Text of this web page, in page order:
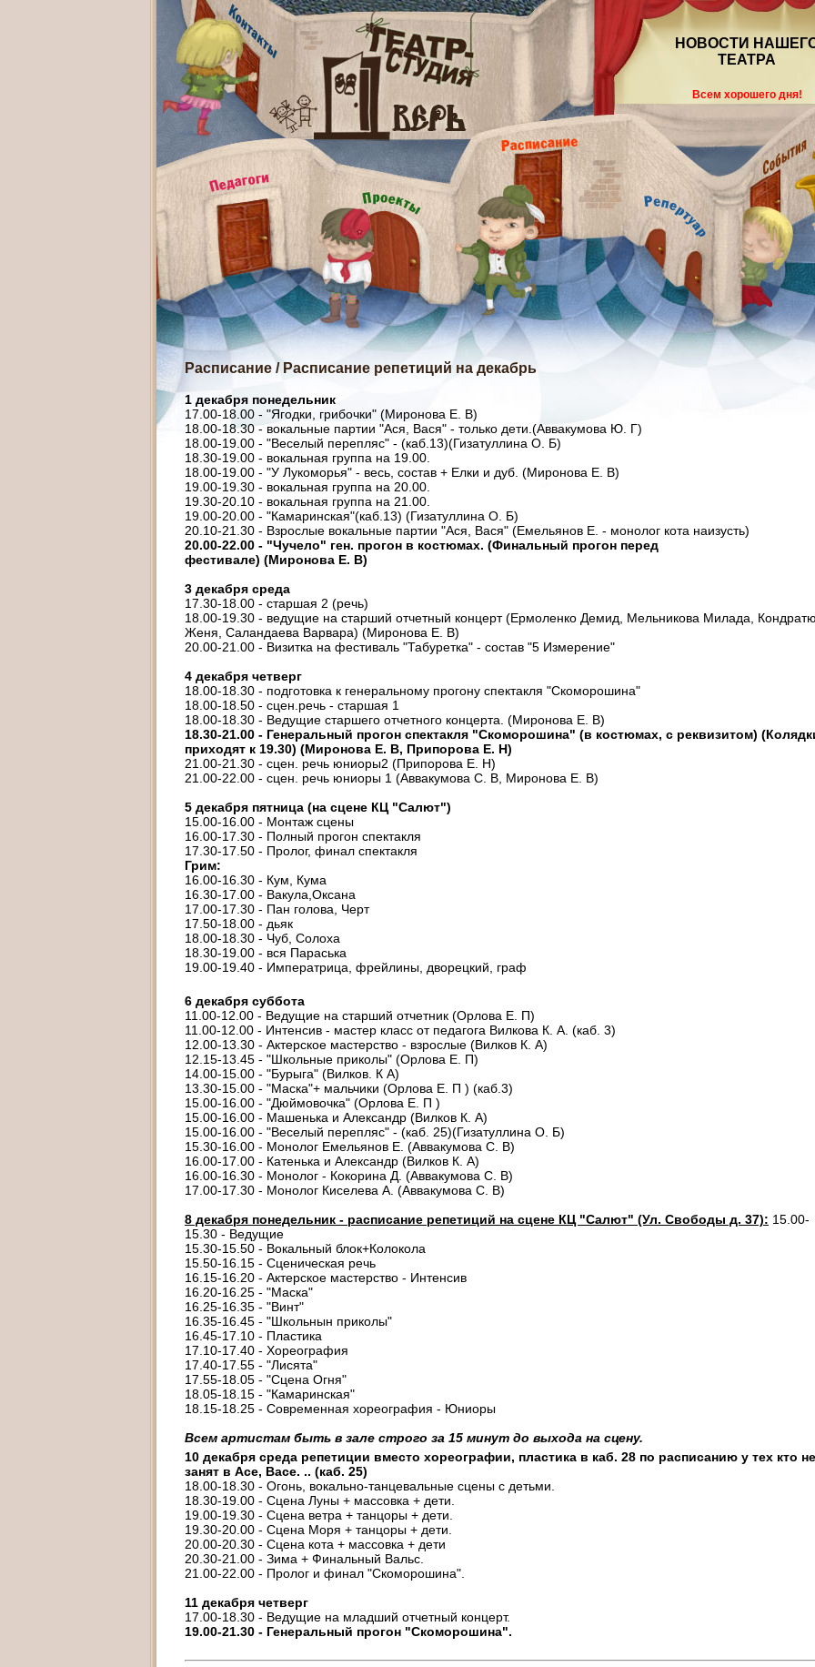
НОВОСТИ
ТЕАТРА
Всем хорошего дня!
Расписание / Расписание репетиций на декабрь
1 декабря понедельник
17.00-18.00 - "Ягодки, грибочки" (Миронова Е. В)
18.00-18.30 - вокальные партии "Ася, Вася" - только дети.(Аввакумова Ю. Г)
18.00-19.00 - "Веселый перепляс" - (каб.13)(Гизатуллина О. Б)
18.30-19.00 - вокальная группа на 19.00.
18.00-19.00 - "У Лукоморья" - весь, состав + Елки и дуб. (Миронова Е. В)
19.00-19.30 - вокальная группа на 20.00.
19.30-20.10 - вокальная группа на 21.00.
19.00-20.00 - "Камаринская"(каб.13) (Гизатуллина О. Б)
20.10-21.30 - Взрослые вокальные партии "Ася, Вася" (Емельянов Е. - монолог кота наизусть)
20.00-22.00 - "Чучело" ген. прогон в костюмах. (Финальный прогон перед
фестивале) (Миронова Е. В)
3 декабря среда
17.30-18.00 - старшая 2 (речь)
18.00-19.30 - ведущие на старший отчетный концерт (Ермоленко Демид, Мельникова Милада,
Женя, Саландаева Варвара) (Миронова Е. В)
20.00-21.00 - Визитка на фестиваль "Табуретка" - состав "5 Измерение"
4 декабря четверг
18.00-18.30 - подготовка к генеральному прогону спектакля "Скоморошина"
18.00-18.50 - сцен.речь - старшая 1
18.00-18.30 - Ведущие старшего отчетного концерта. (Миронова Е. В)
18.30-21.00 - Генеральный прогон спектакля "Скоморошина" (в костюмах, с реквизитом)
приходят к 19.30) (Миронова Е. В, Припорова Е. Н)
21.00-21.30 - сцен. речь юниоры2 (Припорова Е. Н)
21.00-22.00 - сцен. речь юниоры 1 (Аввакумова С. В, Миронова Е. В)
5 декабря пятница (на сцене КЦ "Салют")
15.00-16.00 - Монтаж сцены
16.00-17.30 - Полный прогон спектакля
17.30-17.50 - Пролог, финал спектакля
Грим:
16.00-16.30 - Кум, Кума
16.30-17.00 - Вакула,Оксана
17.00-17.30 - Пан голова, Черт
17.50-18.00 - дьяк
18.00-18.30 - Чуб, Солоха
18.30-19.00 - вся Параська
19.00-19.40 - Императрица, фрейлины, дворецкий, граф
6 декабря суббота
11.00-12.00 - Ведущие на старший отчетник (Орлова Е. П)
11.00-12.00 - Интенсив - мастер класс от педагога Вилкова К. А. (каб. 3)
12.00-13.30 - Актерское мастерство - взрослые (Вилков К. А)
12.15-13.45 - "Школьные приколы" (Орлова Е. П)
14.00-15.00 - "Бурыга" (Вилков. К А)
13.30-15.00 - "Маска"+ мальчики (Орлова Е. П ) (каб.3)
15.00-16.00 - "Дюймовочка" (Орлова Е. П )
15.00-16.00 - Машенька и Александр (Вилков К. А)
15.00-16.00 - "Веселый перепляс" - (каб. 25)(Гизатуллина О. Б)
15.30-16.00 - Монолог Емельянов Е. (Аввакумова С. В)
16.00-17.00 - Катенька и Александр (Вилков К. А)
16.00-16.30 - Монолог - Кокорина Д. (Аввакумова С. В)
17.00-17.30 - Монолог Киселева А. (Аввакумова С. В)
8 декабря понедельник - расписание репетиций на сцене КЦ "Салют" (Ул. Свободы д. 37): 15.00-
15.30 - Ведущие
15.30-15.50 - Вокальный блок+Колокола
15.50-16.15 - Сценическая речь
16.15-16.20 - Актерское мастерство - Интенсив
16.20-16.25 - "Маска"
16.25-16.35 - "Винт"
16.35-16.45 - "Школьнын приколы"
16.45-17.10 - Пластика
17.10-17.40 - Хореография
17.40-17.55 - "Лисята"
17.55-18.05 - "Сцена Огня"
18.05-18.15 - "Камаринская"
18.15-18.25 - Современная хореография - Юниоры
Всем артистам быть в зале строго за 15 минут до выхода на сцену.
10 декабря среда репетиции вместо хореографии, пластика в каб. 28 по расписанию у тех кто не
занят в Асе, Васе. .. (каб. 25)
18.00-18.30 - Огонь, вокально-танцевальные сцены с детьми.
18.30-19.00 - Сцена Луны + массовка + дети.
19.00-19.30 - Сцена ветра + танцоры + дети.
19.30-20.00 - Сцена Моря + танцоры + дети.
20.00-20.30 - Сцена кота + массовка + дети
20.30-21.00 - Зима + Финальный Вальс.
21.00-22.00 - Пролог и финал "Скоморошина".
11 декабря четверг
17.00-18.30 - Ведущие на младший отчетный концерт.
19.00-21.30 - Генеральный прогон "Скоморошина".